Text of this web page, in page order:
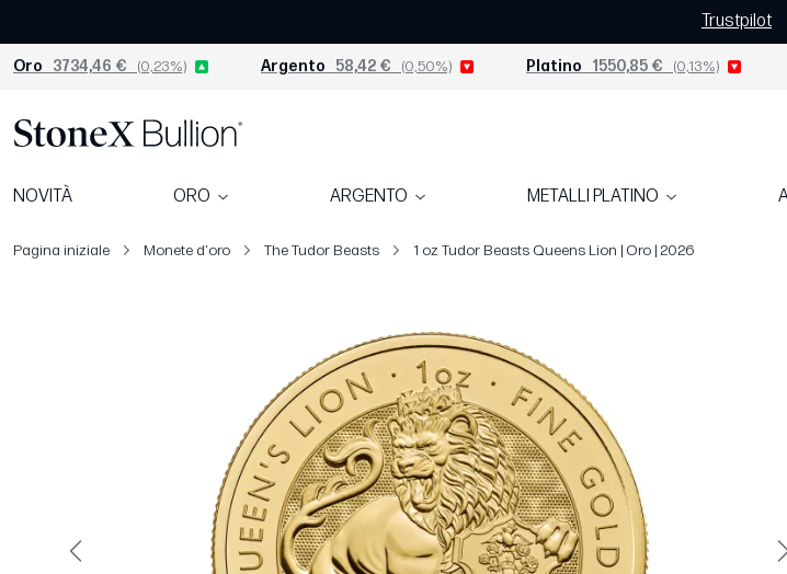
Trustpilot
Oro 3734,46 € (0,23%) Argento 58,42 € (0,50%) Platino 1550,85 € (0,13%)
NOVITÀ ORO ARGENTO METALLI PLATINO
Pagina iniziale Monete d'oro The Tudor Beasts 1 oz Tudor Beasts Queens Lion | Oro | 2026
Precedente